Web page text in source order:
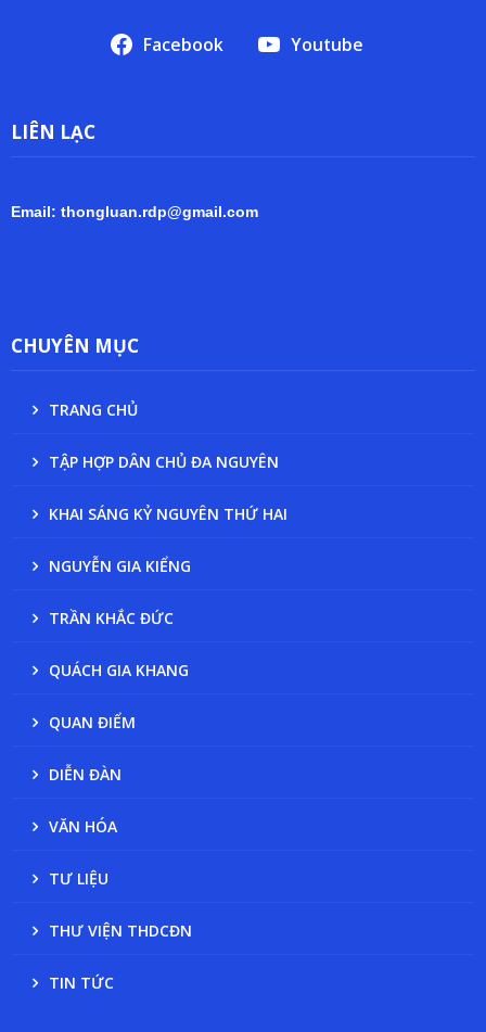
Facebook Youtube
LIÊN LẠC
Email: thongluan.rdp@gmail.com
CHUYÊN MỤC
TRANG CHỦ
TẬP HỢP DÂN CHỦ ĐA NGUYÊN
KHAI SÁNG KỶ NGUYÊN THỨ HAI
NGUYỄN GIA KIỂNG
TRẦN KHẮC ĐỨC
QUÁCH GIA KHANG
QUAN ĐIỂM
DIỄN ĐÀN
VĂN HÓA
TƯ LIỆU
THƯ VIỆN THDCĐN
TIN TỨC